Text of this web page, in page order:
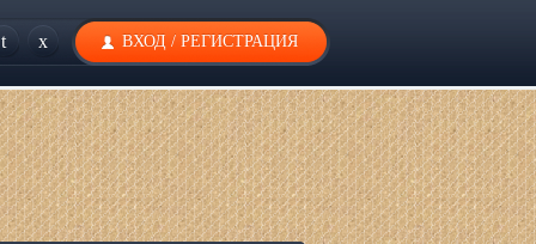
t x ВХОД / РЕГИСТРАЦИЯ